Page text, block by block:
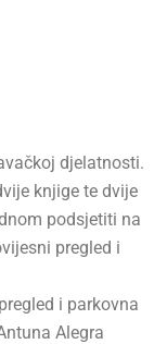
djelatnosti.
knjige te dvije
podsjetiti na
pregled i
i parkovna
Alegra